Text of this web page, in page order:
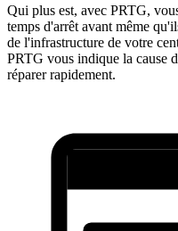
Qui plus est, avec PRTG,
temps d'arrêt avant même
de l'infrastructure de votre
PRTG vous indique la cause
réparer rapidement.